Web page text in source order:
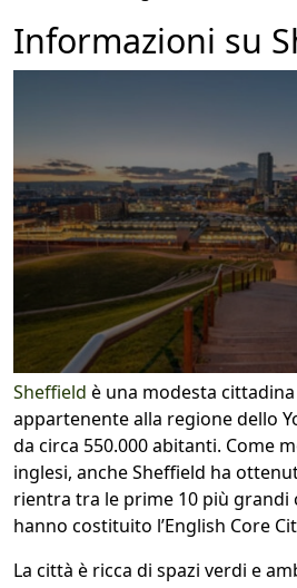
Informazioni su
Sheffield è una modesta
appartenente alla regione dello
da circa 550.000 abitanti. Come
inglesi, anche Sheffield ha
rientra tra le prime 10 più grandi
hanno costituito l’English Core
La città è ricca di spazi verdi e